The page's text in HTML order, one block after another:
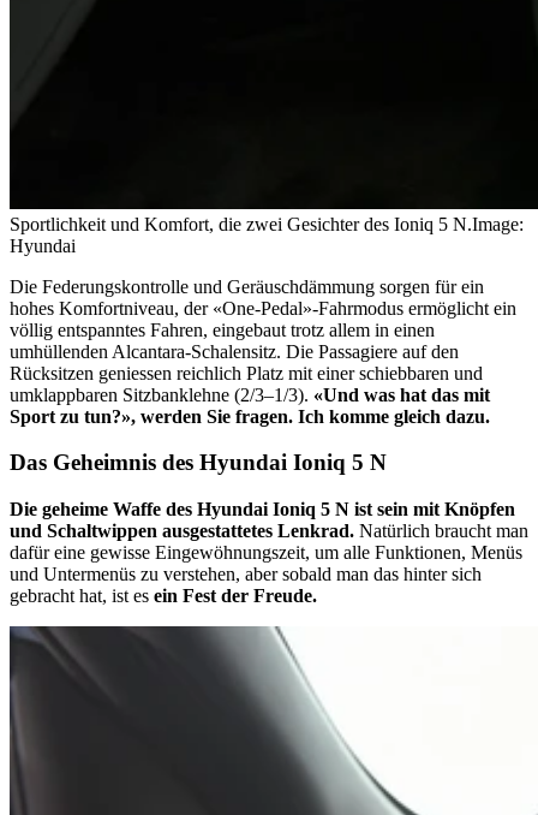
Sportlichkeit und Komfort, die zwei Gesichter des Ioniq 5 N.Image:
Hyundai
Die Federungskontrolle und Geräuschdämmung sorgen für ein
hohes Komfortniveau, der «One-Pedal»-Fahrmodus ermöglicht ein
völlig entspanntes Fahren, eingebaut trotz allem in einen
umhüllenden Alcantara-Schalensitz. Die Passagiere auf den
Rücksitzen geniessen reichlich Platz mit einer schiebbaren und
umklappbaren Sitzbanklehne (2/3–1/3). «Und was hat das mit
Sport zu tun?», werden Sie fragen. Ich komme gleich dazu.
Das Geheimnis des Hyundai Ioniq 5 N
Die geheime Waffe des Hyundai Ioniq 5 N ist sein mit Knöpfen
und Schaltwippen ausgestattetes Lenkrad. Natürlich braucht man
dafür eine gewisse Eingewöhnungszeit, um alle Funktionen, Menüs
und Untermenüs zu verstehen, aber sobald man das hinter sich
gebracht hat, ist es ein Fest der Freude.